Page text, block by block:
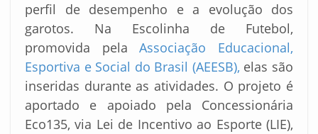
perfil de desempenho e a evolução dos
garotos. Na Escolinha de Futebol,
promovida pelaAssociação Educacional,
Esportiva e Social do Brasil (AEESB), elas são
inseridas durante as atividades. O projeto é
aportado e apoiado pela Concessionária
Eco135, via Lei de Incentivo ao Esporte (LIE),